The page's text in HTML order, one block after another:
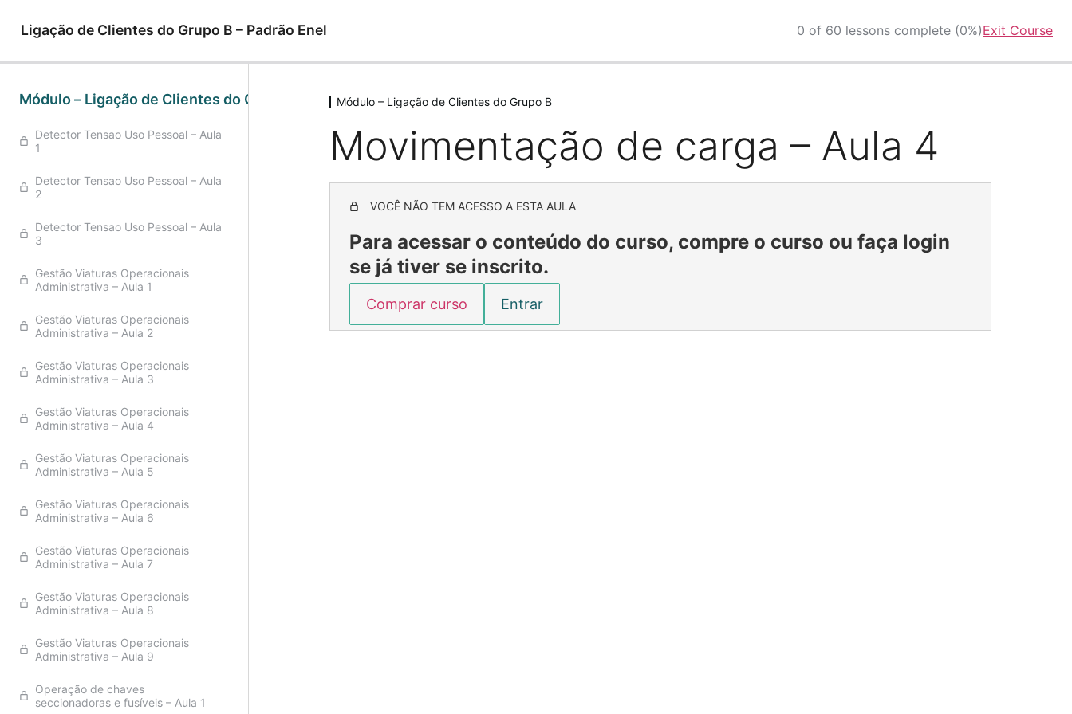
Ligação de Clientes do Grupo B – Padrão Enel 0 of 60 lessons complete (0%)Exit Course
Módulo – Ligação de Clientes do Grupo B
Detector Tensao Uso Pessoal – Aula
1
Detector Tensao Uso Pessoal – Aula
2
Detector Tensao Uso Pessoal – Aula
3
Gestão Viaturas Operacionais
Administrativa – Aula 1
Gestão Viaturas Operacionais
Administrativa – Aula 2
Gestão Viaturas Operacionais
Administrativa – Aula 3
Gestão Viaturas Operacionais
Administrativa – Aula 4
Gestão Viaturas Operacionais
Administrativa – Aula 5
Gestão Viaturas Operacionais
Administrativa – Aula 6
Gestão Viaturas Operacionais
Administrativa – Aula 7
Gestão Viaturas Operacionais
Administrativa – Aula 8
Gestão Viaturas Operacionais
Administrativa – Aula 9
Operação de chaves
seccionadoras e fusíveis – Aula 1
Módulo – Ligação de Clientes do Grupo B
Movimentação de carga – Aula 4
VOCÊ NÃO TEM ACESSO A ESTA AULA
Para acessar o conteúdo do curso, compre o curso ou faça login
se já tiver se inscrito.
Comprar curso Entrar